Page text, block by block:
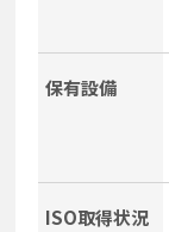
保有設備
ISO取得状況